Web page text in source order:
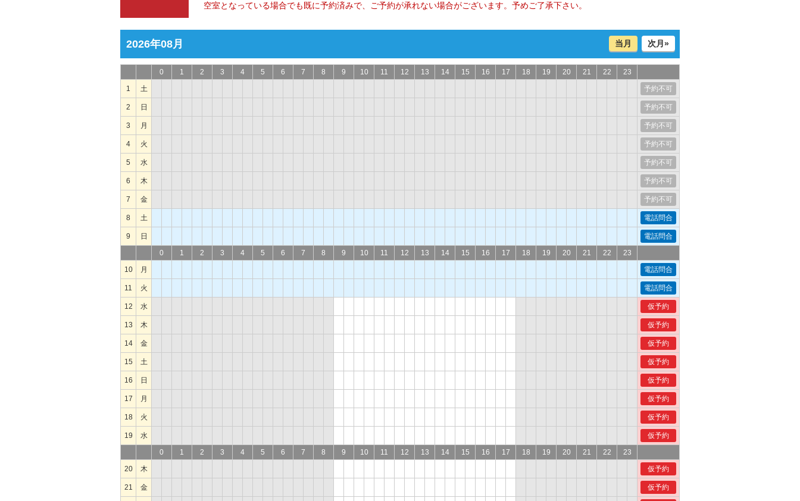
空室となっている場合でも既に予約済みで、ご予約が承れない場合がございます。予めご了承下さい。
2026年08月 当月 次月»
0 1 2 3 4 5 6 7 8 9 10 11 12 13 14 15 16 17 18 19 20 21 22
23
1
土 予約不可
2 日 予約不可
3 月 予約不可
4 火 予約不可
5 水 予約不可
6 木 予約不可
7 金 予約不可
8 土 電話問合
9 日
電話問合
0
1 2 3 4 5 6 7 8 9 10 11 12 13 14 15 16 17 18 19 20 21 22
23
10
月 電話問合
11 火 電話問合
12 水 仮予約
13 木 仮予約
14 金 仮予約
15 土 仮予約
16 日 仮予約
17 月 仮予約
18 火 仮予約
19 水
仮予約
0
1 2 3 4 5 6 7 8 9 10 11 12 13 14 15 16 17 18 19 20 21 22
23
20
木 仮予約
21 金 仮予約